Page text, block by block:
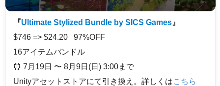
『Ultimate Stylized Bundle by SICS Games 』
$746 => $24.20 97%OFF
16アイテムバンドル
⏰️ 7月19日 〜 8月9日(日) 3:00まで
Unityアセットストアにて引き換え。詳しくはこちら